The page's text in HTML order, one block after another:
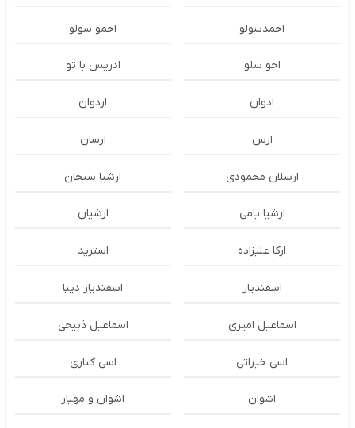
احمدسولو احمو سولو
احو سلو ادریس با تو
ادوان اردوان
ارس ارسان
ارسلان محمودی ارشیا سبحان
ارشیا یامی ارشیان
ارکا علیزاده استرید
اسفندیار اسفندیار دیبا
اسماعیل امیری اسماعیل ذبیحی
اسی خیراتی اسی کناری
اشوان اشوان و مهیار